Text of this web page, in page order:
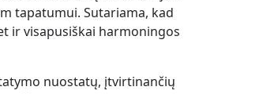
tapatumui. Sutariama, kad
ir visapusiškai harmoningos
nuostatų, įtvirtinančių